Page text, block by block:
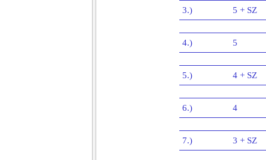
3.) 5 + SZ
4.) 5
5.) 4 + SZ
6.) 4
7.) 3 + SZ